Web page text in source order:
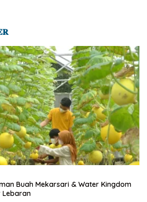
Buah Mekarsari & Water Kingdom
Lebaran